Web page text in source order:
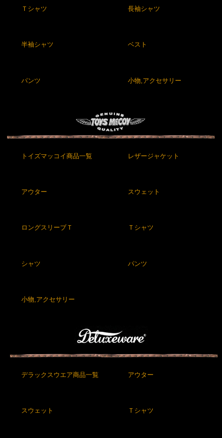
Ｔシャツ 長袖シャツ
半袖シャツ ベスト
パンツ 小物,アクセサリー
トイズマッコイ商品一覧 レザージャケット
アウター スウェット
ロングスリーブＴ Ｔシャツ
シャツ パンツ
小物,アクセサリー
デラックスウエア商品一覧 アウター
スウェット Ｔシャツ